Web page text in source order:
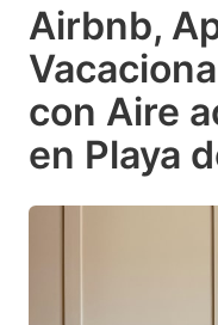
Airbnb,
con Aire
en Playa